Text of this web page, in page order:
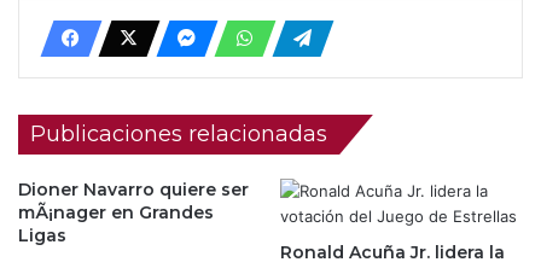
Publicaciones relacionadas
Dioner Navarro quiere ser
mÃ¡nager en Grandes
Ligas
Ronald Acuña Jr. lidera la